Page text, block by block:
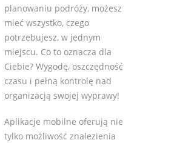
planowaniu podróży, możesz
mieć wszystko, czego
potrzebujesz, w jednym
miejscu. Co to oznacza dla
Ciebie? Wygodę, oszczędność
czasu i pełną kontrolę nad
organizacją swojej wyprawy!
Aplikacje mobilne oferują nie
tylko możliwość znalezienia